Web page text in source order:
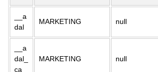
__a
dal
MARKETING null
__a
dal_
ca
MARKETING null